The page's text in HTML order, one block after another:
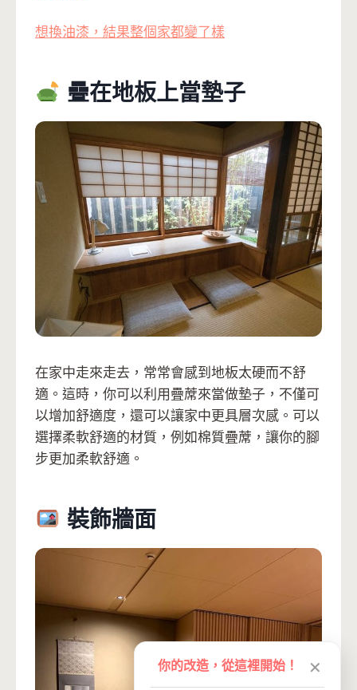
想換油漆，結果整個家都變了樣
疊在地板上當墊子
在家中走來走去，常常會感到地板太硬而不舒
適。這時，你可以利用疊蓆來當做墊子，不僅可
以增加舒適度，還可以讓家中更具層次感。可以
選擇柔軟舒適的材質，例如棉質疊蓆，讓你的腳
步更加柔軟舒適。
裝飾牆面
你的改造，從這裡開始！ ✕